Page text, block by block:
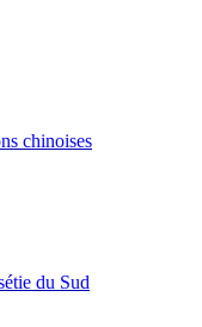
chinoises
du Sud